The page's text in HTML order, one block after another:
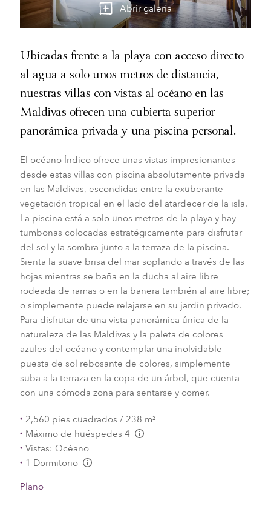
Abrir galería
Ubicadas frente a la playa con acceso directo
al agua a solo unos metros de distancia,
nuestras villas con vistas al océano en las
Maldivas ofrecen una cubierta superior
panorámica privada y una piscina personal.
El océano Índico ofrece unas vistas impresionantes
desde estas villas con piscina absolutamente privada
en las Maldivas, escondidas entre la exuberante
vegetación tropical en el lado del atardecer de la isla.
La piscina está a solo unos metros de la playa y hay
tumbonas colocadas estratégicamente para disfrutar
del sol y la sombra junto a la terraza de la piscina.
Sienta la suave brisa del mar soplando a través de las
hojas mientras se baña en la ducha al aire libre
rodeada de ramas o en la bañera también al aire libre;
o simplemente puede relajarse en su jardín privado.
Para disfrutar de una vista panorámica única de la
naturaleza de las Maldivas y la paleta de colores
azules del océano y contemplar una inolvidable
puesta de sol rebosante de colores, simplemente
suba a la terraza en la copa de un árbol, que cuenta
con una cómoda zona para sentarse y comer.
2,560 pies cuadrados / 238 m²
Máximo de huéspedes 4
Vistas: Océano
1 Dormitorio
Plano